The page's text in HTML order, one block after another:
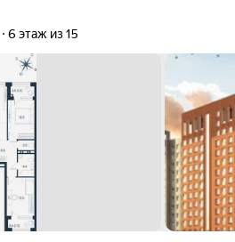
6 этаж из 15